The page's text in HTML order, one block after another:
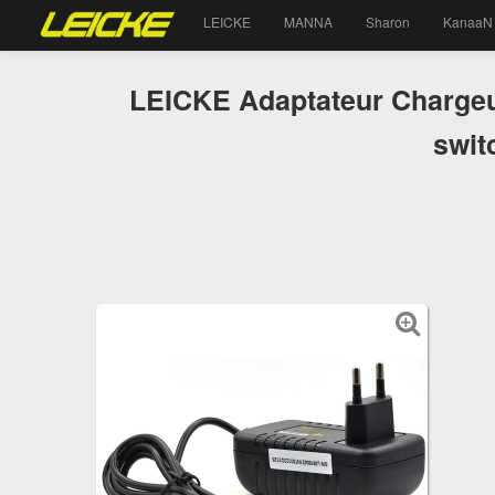
LEICKE MANNA Sharon KanaaN
LEICKE Adaptateur